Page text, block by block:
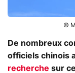
©
De nombreux
officiels chinois
recherche sur